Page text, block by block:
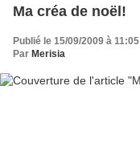
Ma créa de noël!
Publié le 15/09/2009 à 11:05
Par Merisia